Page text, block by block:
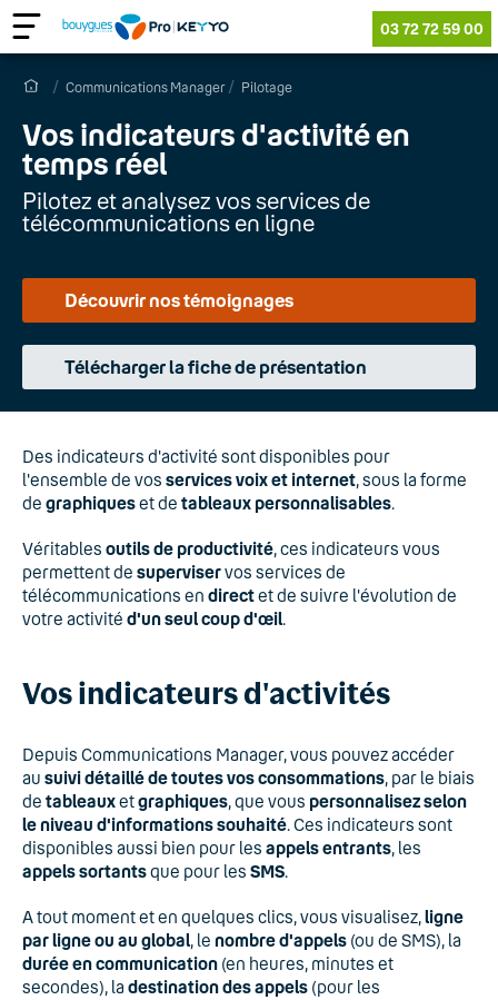
03 72 72 59 00
Communications Manager Pilotage
Vos indicateurs d'activité en
temps réel
Pilotez et analysez vos services de
télécommunications en ligne
Découvrir nos témoignages
Télécharger la fiche de présentation
Des indicateurs d'activité sont disponibles pour
l'ensemble de vos services voix et internet, sous la forme
de graphiqueset de tableaux personnalisables.
Véritables outils de productivité, ces indicateurs vous
permettent de superviservos services de
télécommunications en directet de suivre l'évolution de
votre activité d'un seul coup d'œil.
Vos indicateurs d'activités
Depuis Communications Manager, vous pouvez accéder
au suivi détaillé de toutes vos consommations, par le biais
de tableauxetgraphiques, que vous personnalisez selon
le niveau d'informations souhaité. Ces indicateurs sont
disponibles aussi bien pour les appels entrants, les
appels sortantsque pour les SMS.
A tout moment et en quelques clics, vous visualisez,ligne
par ligne ou au global, le nombre d'appels (ou de SMS), la
durée en communication (en heures, minutes et
secondes), la destination des appels (pour les